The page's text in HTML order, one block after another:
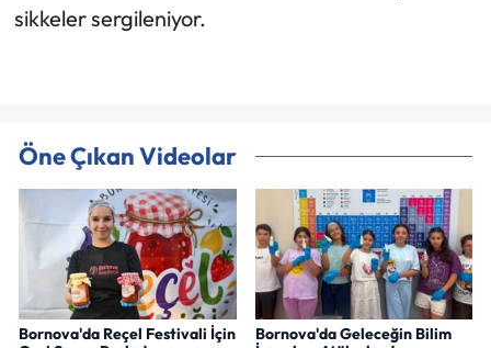
sikkeler sergileniyor.
Öne Çıkan Videolar
Bornova'da Reçel Festivali İçin
Bornova'da Geleceğin Bilim